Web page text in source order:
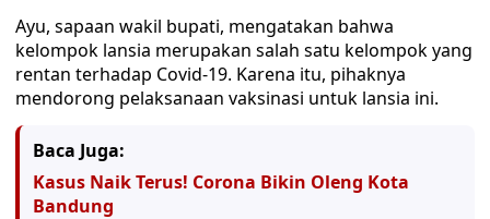
Ayu, sapaan wakil bupati, mengatakan bahwa
kelompok lansia merupakan salah satu kelompok yang
rentan terhadap Covid-19. Karena itu, pihaknya
mendorong pelaksanaan vaksinasi untuk lansia ini.
Baca Juga:
Kasus Naik Terus! Corona Bikin Oleng Kota
Bandung